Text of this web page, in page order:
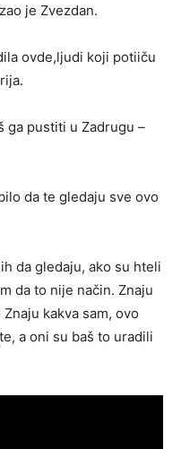
je Zvezdan.
ovde,ljudi koji potiiču
ga pustiti u Zadrugu –
da te gledaju sve ovo
da gledaju, ako su hteli
da to nije način. Znaju
kakva sam, ovo
a oni su baš to uradili